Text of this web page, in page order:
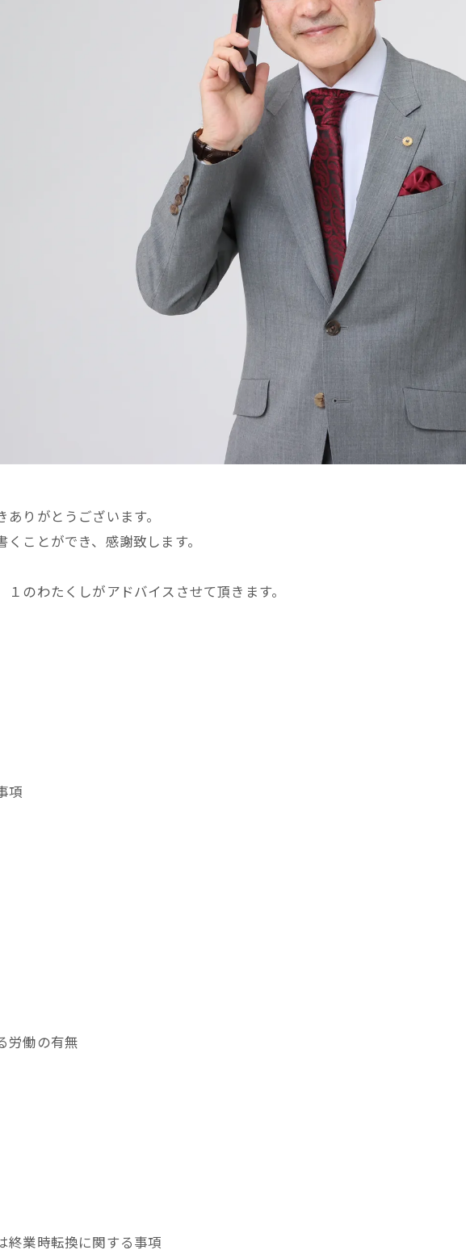
りがとうございます。
ことができ、感謝致します。
のわたくしがアドバイスさせて頂きます。
項
労働の有無
業時転換に関する事項